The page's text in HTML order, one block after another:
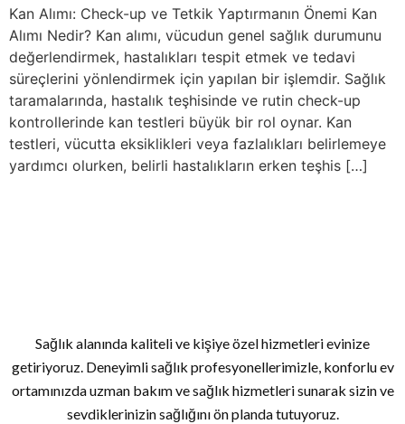
Kan Alımı: Check-up ve Tetkik Yaptırmanın Önemi Kan
Alımı Nedir? Kan alımı, vücudun genel sağlık durumunu
değerlendirmek, hastalıkları tespit etmek ve tedavi
süreçlerini yönlendirmek için yapılan bir işlemdir. Sağlık
taramalarında, hastalık teşhisinde ve rutin check-up
kontrollerinde kan testleri büyük bir rol oynar. Kan
testleri, vücutta eksiklikleri veya fazlalıkları belirlemeye
yardımcı olurken, belirli hastalıkların erken teşhis […]
Sağlık alanında kaliteli ve kişiye özel hizmetleri evinize
getiriyoruz. Deneyimli sağlık profesyonellerimizle, konforlu ev
ortamınızda uzman bakım ve sağlık hizmetleri sunarak sizin ve
sevdiklerinizin sağlığını ön planda tutuyoruz.